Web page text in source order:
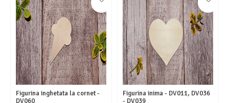
Figurina inghetata la cornet -
DV060
Figurina inima - DV011, DV036
- DV039